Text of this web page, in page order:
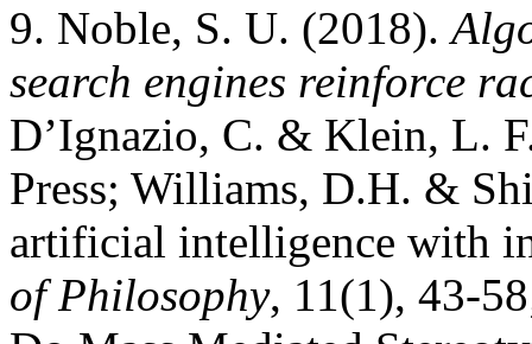
9. Noble, S. U. (2018).
search engines reinforce
D’Ignazio, C. & Klein, L.
Press; Williams, D.H. &
artificial intelligence with
of Philosophy, 11(1), 43-